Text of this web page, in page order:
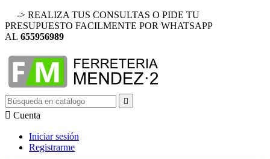
-> REALIZA TUS CONSULTAS O PIDE TU
PRESUPUESTO FACILMENTE POR WHATSAPP
AL 655956989

 Cuenta
Iniciar sesión
Registrarme